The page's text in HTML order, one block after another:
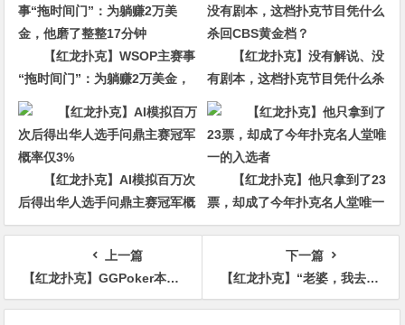
【红龙扑克】WSOP主赛事
“拖时间门”：为躺赚2万美金，
他磨了整整17分钟
【红龙扑克】没有解说、没
有剧本，这档扑克节目凭什么杀
回CBS黄金档？
【红龙扑克】AI模拟百万次
后得出华人选手问鼎主赛冠军概
率仅3%
【红龙扑克】他只拿到了23
票，却成了今年扑克名人堂唯一
的入选者
上一篇
【红龙扑克】GGPoker本周大事件盘点：收购HCL搞大事、国人夺WSOP金戒指季军、反作弊系统升级！
下一篇
【红龙扑克】“老婆，我去打扑克了，等我开小米Ultra回家！”